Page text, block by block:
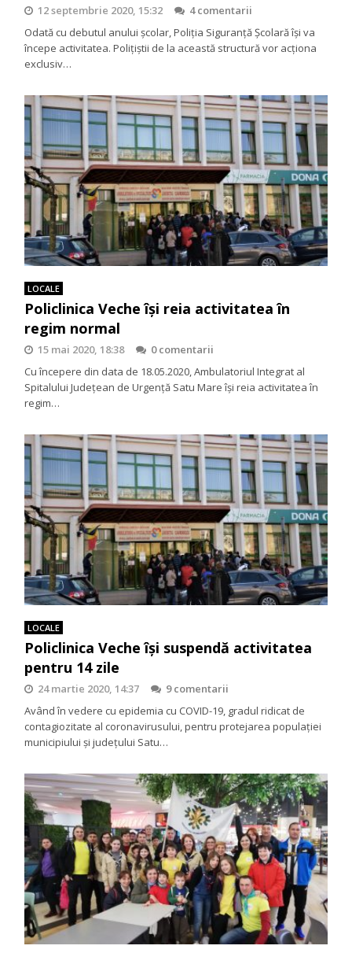
12 septembrie 2020, 15:32
4 comentarii
Odată cu debutul anului școlar, Poliția Siguranță Școlară își va
începe activitatea. Polițiștii de la această structură vor acționa
exclusiv…
LOCALE
Policlinica Veche își reia activitatea în
regim normal
15 mai 2020, 18:38
0 comentarii
Cu începere din data de 18.05.2020, Ambulatoriul Integrat al
Spitalului Județean de Urgență Satu Mare își reia activitatea în
regim…
LOCALE
Policlinica Veche își suspendă activitatea
pentru 14 zile
24 martie 2020, 14:37
9 comentarii
Având în vedere cu epidemia cu COVID-19, gradul ridicat de
contagiozitate al coronavirusului, pentru protejarea populației
municipiului și județului Satu…